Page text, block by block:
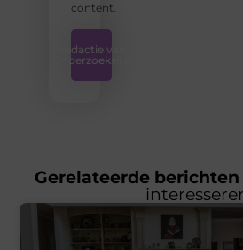
content.
Redactie van
Onderzoeksite
Gerelateerde berichten